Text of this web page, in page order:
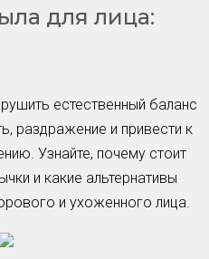
для лица:
естественный баланс
раздражение и привести к
Узнайте, почему стоит
и какие альтернативы
и ухоженного лица.